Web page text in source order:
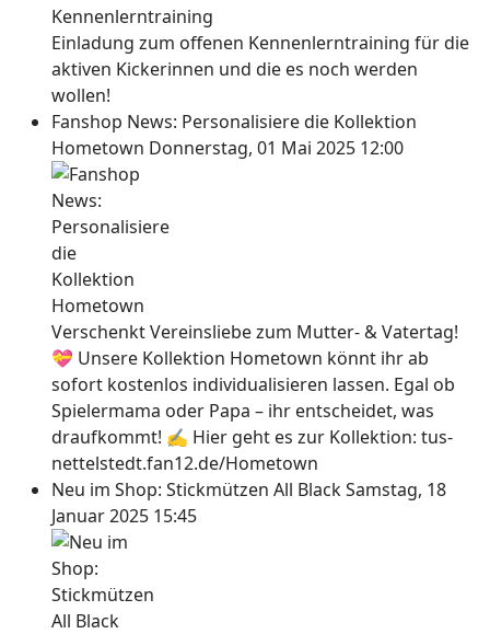
Einladung zum offenen Kennenlerntraining für die
aktiven Kickerinnen und die es noch werden
wollen!
Fanshop News: Personalisiere die Kollektion
Hometown Donnerstag, 01 Mai 2025 12:00
Verschenkt Vereinsliebe zum Mutter- & Vatertag!
💝 Unsere Kollektion Hometown könnt ihr ab
sofort kostenlos individualisieren lassen. Egal ob
Spielermama oder Papa – ihr entscheidet, was
draufkommt! ✍ Hier geht es zur Kollektion: tus-
nettelstedt.fan12.de/Hometown
Neu im Shop: Stickmützen All BlackSamstag, 18
Januar 2025 15:45